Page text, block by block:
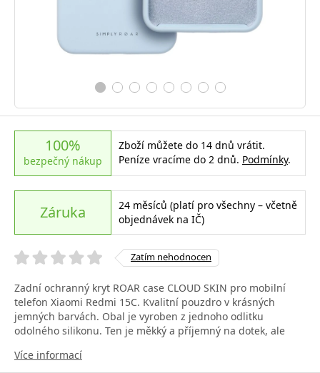
100%
bezpečný nákup
Zboží můžete do 14 dnů vrátit.
Peníze vracíme do 2 dnů. Podmínky.
Záruka
24 měsíců (platí pro všechny – včetně
objednávek na IČ)
Zatím nehodnocen
Zadní ochranný kryt ROAR case CLOUD SKIN pro mobilní
telefon Xiaomi Redmi 15C. Kvalitní pouzdro v krásných
jemných barvách. Obal je vyroben z jednoho odlitku
odolného silikonu. Ten je měkký a příjemný na dotek, ale
Více informací